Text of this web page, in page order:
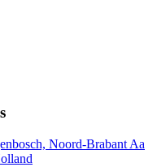
Noord-Brabant Aa